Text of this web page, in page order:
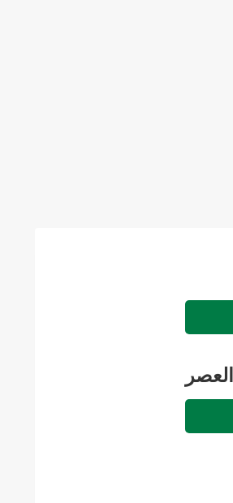
العصر